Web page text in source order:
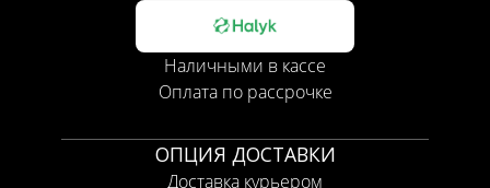
Наличными в кассе
Оплата по рассрочке
ОПЦИЯ ДОСТАВКИ
Доставка курьером